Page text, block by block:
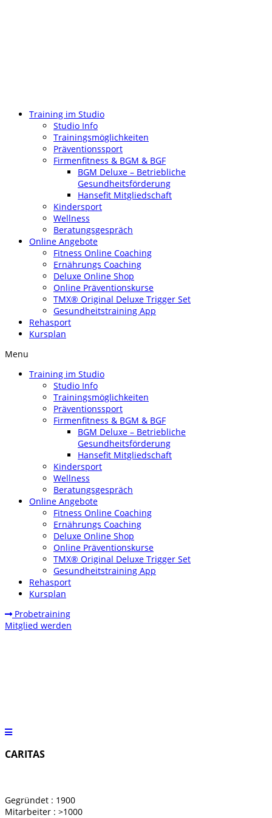
Training im Studio
Studio Info
Trainingsmöglichkeiten
Präventionssport
Firmenfitness & BGM & BGF
BGM Deluxe – Betriebliche
Gesundheitsförderung
Hansefit Mitgliedschaft
Kindersport
Wellness
Beratungsgespräch
Online Angebote
Fitness Online Coaching
Ernährungs Coaching
Deluxe Online Shop
Online Präventionskurse
TMX® Original Deluxe Trigger Set
Gesundheitstraining App
Rehasport
Kursplan
Menu
Training im Studio
Studio Info
Trainingsmöglichkeiten
Präventionssport
Firmenfitness & BGM & BGF
BGM Deluxe – Betriebliche
Gesundheitsförderung
Hansefit Mitgliedschaft
Kindersport
Wellness
Beratungsgespräch
Online Angebote
Fitness Online Coaching
Ernährungs Coaching
Deluxe Online Shop
Online Präventionskurse
TMX® Original Deluxe Trigger Set
Gesundheitstraining App
Rehasport
Kursplan
Probetraining
Mitglied werden
CARITAS
Gegründet : 1900
Mitarbeiter : >1000